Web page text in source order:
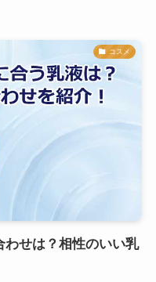
コスメ
わせは？相性のいい乳